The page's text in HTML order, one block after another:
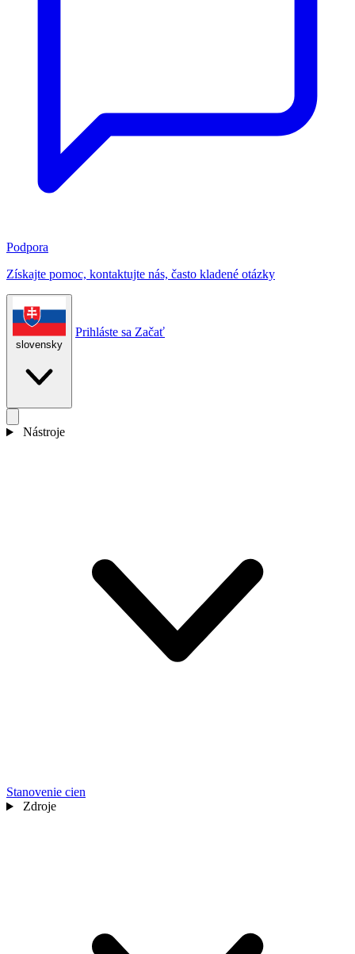
Podpora
Získajte pomoc, kontaktujte nás, často kladené otázky
slovensky
Prihláste sa Začať
Nástroje
Stanovenie cien
Zdroje